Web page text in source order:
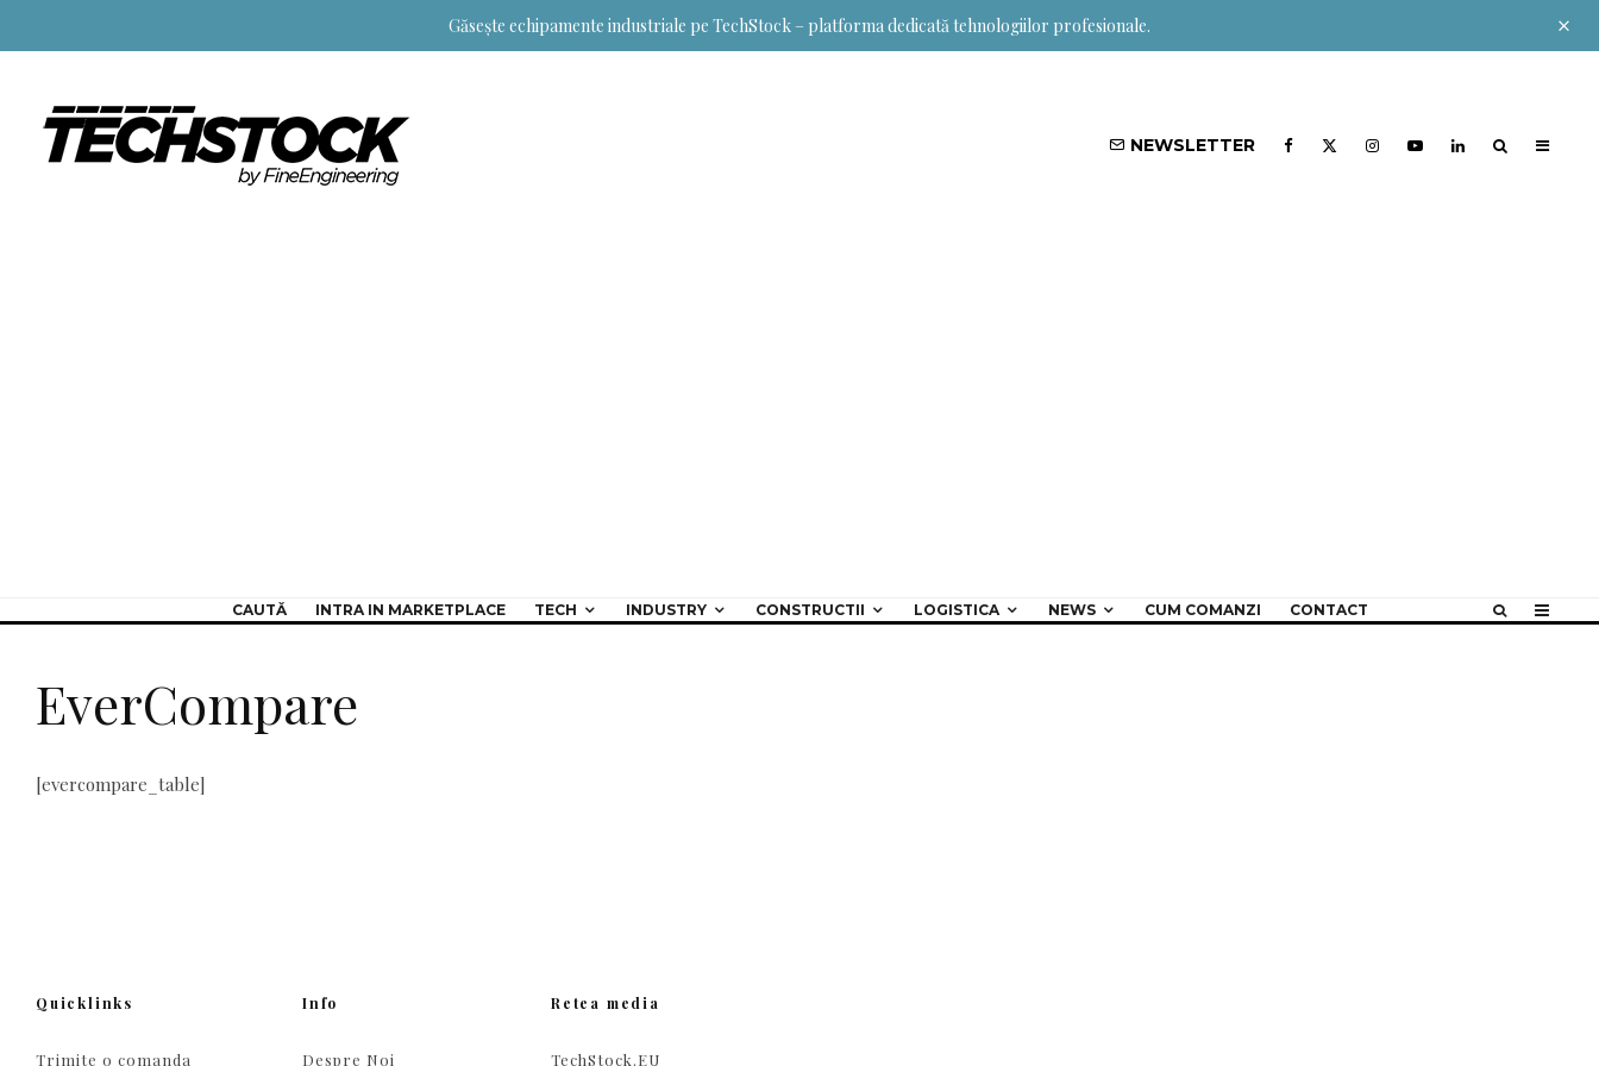
Găsește echipamente industriale pe TechStock – platforma dedicată tehnologiilor profesionale.
NEWSLETTER
CAUTĂ INTRA IN MARKETPLACE TECH INDUSTRY CONSTRUCTII LOGISTICA NEWS CUM COMANZI CONTACT
EverCompare
[evercompare_table]
Quicklinks
Trimite o comanda
Info
Despre Noi
Retea media
TechStock.EU